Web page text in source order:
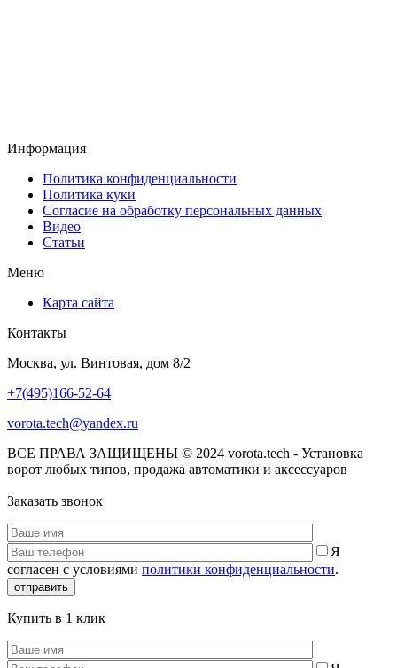
Информация
Политика конфиденциальности
Политика куки
Согласие на обработку персональных данных
Видео
Статьи
Меню
Карта сайта
Контакты
Москва, ул. Винтовая, дом 8/2
+7(495)166-52-64
vorota.tech@yandex.ru
ВСЕ ПРАВА ЗАЩИЩЕНЫ © 2024 vorota.tech - Установка
ворот любых типов, продажа автоматики и аксессуаров
Заказать звонок
Я
согласен с условиями политики конфиденциальности.
отправить
Купить в 1 клик